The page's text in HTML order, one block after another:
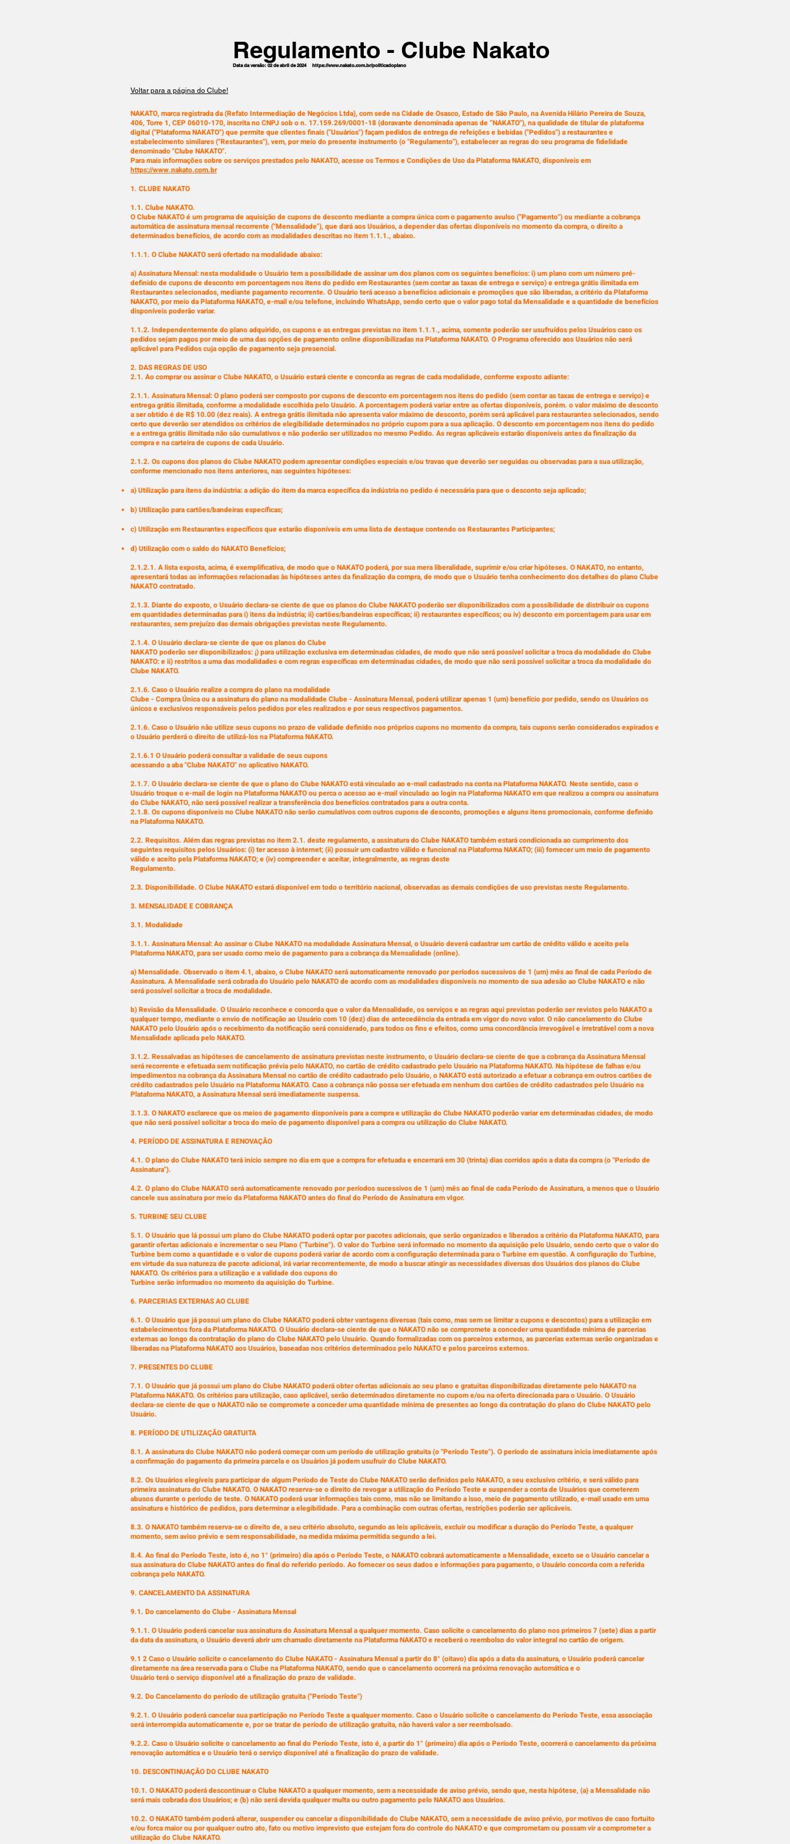
Regulamento - Clube Nakato
Data da versão: 02 de abril de 2024 https://www.nakato.com.br/politicadoplano
Voltar para a página do Clube!
NAKATO, marca registrada da (Refato Intermediação de Negócios Ltda), com sede na Cidade de Osasco, Estado de São Paulo, na Avenida Hilário Pereira de Souza,
406, Torre 1, CEP 06010-170, inscrita no CNPJ sob o n. 17.159.269/0001-18 (doravante denominada apenas de “NAKATO"), na qualidade de titular de plataforma
digital ("Plataforma NAKATO") que permite que clientes finais ("Usuários") façam pedidos de entrega de refeições e bebidas ("Pedidos") a restaurantes e
estabelecimento similares ("Restaurantes"), vem, por meio do presente instrumento (o "Regulamento"), estabelecer as regras do seu programa de fidelidade
denominado "Clube NAKATO".
Para mais informações sobre os serviços prestados pelo NAKATO, acesse os Termos e Condições de Uso da Plataforma NAKATO, disponíveis em
https://www.nakato.com.br
1. CLUBE NAKATO
1.1. Clube NAKATO.
O Clube NAKATO é um programa de aquisição de cupons de desconto mediante a compra única com o pagamento avulso ("Pagamento") ou mediante a cobrança
automática de assinatura mensal recorrente ("Mensalidade"), que dará aos Usuários, a depender das ofertas disponíveis no momento da compra, o direito a
determinados benefícios, de acordo com as modalidades descritas no item 1.1.1., abaixo.
1.1.1. O Clube NAKATO será ofertado na modalidade abaixo:
a) Assinatura Mensal: nesta modalidade o Usuário tem a possibilidade de assinar um dos planos com os seguintes benefícios: i) um plano com um número pré-
definido de cupons de desconto em porcentagem nos itens do pedido em Restaurantes (sem contar as taxas de entrega e serviço) e entrega grátis ilimitada em
Restaurantes selecionados, mediante pagamento recorrente. O Usuário terá acesso a benefícios adicionais e promoções que são liberadas, a critério da Plataforma
NAKATO, por meio da Plataforma NAKATO, e-mail e/ou telefone, incluindo WhatsApp, sendo certo que o valor pago total da Mensalidade e a quantidade de benefícios
disponíveis poderão variar.
1.1.2. Independentemente do plano adquirido, os cupons e as entregas previstas no item 1.1.1., acima, somente poderão ser usufruídos pelos Usuários caso os
pedidos sejam pagos por meio de uma das opções de pagamento online disponibilizadas na Plataforma NAKATO. O Programa oferecido aos Usuários não será
aplicável para Pedidos cuja opção de pagamento seja presencial.
2. DAS REGRAS DE USO
2.1. Ao comprar ou assinar o Clube NAKATO, o Usuário estará ciente e concorda as regras de cada modalidade, conforme exposto adiante:
2.1.1. Assinatura Mensal: O plano poderá ser composto por cupons de desconto em porcentagem nos itens do pedido (sem contar as taxas de entrega e serviço) e
entrega grátis ilimitada, conforme a modalidade escolhida pelo Usuário. A porcentagem poderá variar entre as ofertas disponíveis, porém. o valor máximo de desconto
a ser obtido é de R$ 10.00 (dez reais). A entrega grátis ilimitada não apresenta valor máximo de desconto, porém será aplicável para restaurantes selecionados, sendo
certo que deverão ser atendidos os critérios de elegibilidade determinados no próprio cupom para a sua aplicação. O desconto em porcentagem nos itens do pedido
e a entrega grátis ilimitada não são cumulativos e não poderão ser utilizados no mesmo Pedido. As regras aplicáveis estarão disponíveis antes da finalização da
compra e na carteira de cupons de cada Usuário.
2.1.2. Os cupons dos planos do Clube NAKATO podem apresentar condições especiais e/ou travas que deverão ser seguidas ou observadas para a sua utilização,
conforme mencionado nos itens anteriores, nas seguintes hipóteses:
a) Utilização para itens da indústria: a adição do item da marca específica da indústria no pedido é necessária para que o desconto seja aplicado;
b) Utilização para cartões/bandeiras específicas;
c) Utilização em Restaurantes específicos que estarão disponíveis em uma lista de destaque contendo os Restaurantes Participantes;
d) Utilização com o saldo do NAKATO Benefícios;
2.1.2.1. A lista exposta, acima, é exemplificativa, de modo que o NAKATO poderá, por sua mera liberalidade, suprimir e/ou criar hipóteses. O NAKATO, no entanto,
apresentará todas as informações relacionadas às hipóteses antes da finalização da compra, de modo que o Usuário tenha conhecimento dos detalhes do plano Clube
NAKATO contratado.
2.1.3. Diante do exposto, o Usuário declara-se ciente de que os planos do Clube NAKATO poderão ser disponibilizados com a possibilidade de distribuir os cupons
em quantidades determinadas para i) itens da indústria; ii) cartões/bandeiras específicas; ii) restaurantes específicos; ou iv) desconto em porcentagem para usar em
restaurantes, sem prejuízo das demais obrigações previstas neste Regulamento.
2.1.4. O Usuário declara-se ciente de que os planos do Clube
NAKATO poderão ser disponibilizados: ¡) para utilização exclusiva em determinadas cidades, de modo que não será possível solicitar a troca da modalidade do Clube
NAKATO: e ii) restritos a uma das modalidades e com regras específicas em determinadas cidades, de modo que não será possível solicitar a troca da modalidade do
Clube NAKATO.
2.1.6. Caso o Usuário realize a compra do plano na modalidade
Clube - Compra Única ou a assinatura do plano na modalidade Clube - Assinatura Mensal, poderá utilizar apenas 1 (um) benefício por pedido, sendo os Usuários os
únicos e exclusivos responsáveis pelos pedidos por eles realizados e por seus respectivos pagamentos.
2.1.6. Caso o Usuário não utilize seus cupons no prazo de validade definido nos próprios cupons no momento da compra, tais cupons serão considerados expirados e
o Usuário perderá o direito de utilizá-los na Plataforma NAKATO.
2.1.6.1 O Usuário poderá consultar a validade de seus cupons
acessando a aba "Clube NAKATO" no aplicativo NAKATO.
2.1.7. O Usuário declara-se ciente de que o plano do Clube NAKATO está vinculado ao e-mail cadastrado na conta na Plataforma NAKATO. Neste sentido, caso o
Usuário troque o e-mail de login na Plataforma NAKATO ou perca o acesso ao e-mail vinculado ao login na Plataforma NAKATO em que realizou a compra ou assinatura
do Clube NAKATO, não será possível realizar a transferência dos benefícios contratados para a outra conta.
2.1.8. Os cupons disponíveis no Clube NAKATO não serão cumulativos com outros cupons de desconto, promoções e alguns itens promocionais, conforme definido
na Plataforma NAKATO.
2.2. Requisitos. Além das regras previstas no item 2.1. deste regulamento, a assinatura do Clube NAKATO também estará condicionada ao cumprimento dos
seguintes requisitos pelos Usuários: (i) ter acesso à internet; (ii) possuir um cadastro válido e funcional na Plataforma NAKATO; (iii) fornecer um meio de pagamento
válido e aceito pela Plataforma NAKATO; e (iv) compreender e aceitar, integralmente, as regras deste
Regulamento.
2.3. Disponibilidade. O Clube NAKATO estará disponível em todo o território nacional, observadas as demais condições de uso previstas neste Regulamento.
3. MENSALIDADE E COBRANÇA
3.1. Modalidade
3.1.1. Assinatura Mensal: Ao assinar o Clube NAKATO na modalidade Assinatura Mensal, o Usuário deverá cadastrar um cartão de crédito válido e aceito pela
Plataforma NAKATO, para ser usado como meio de pagamento para a cobrança da Mensalidade (online).
a) Mensalidade. Observado o item 4.1, abaixo, o Clube NAKATO será automaticamente renovado por períodos sucessivos de 1 (um) mês ao final de cada Período de
Assinatura. A Mensalidade será cobrada do Usuário pelo NAKATO de acordo com as modalidades disponíveis no momento de sua adesão ao Clube NAKATO e não
será possível solicitar a troca de modalidade.
b) Revisão da Mensalidade. O Usuário reconhece e concorda que o valor da Mensalidade, os serviços e as regras aqui previstas poderão ser revistos pelo NAKATO a
qualquer tempo, mediante o envio de notificação ao Usuário com 10 (dez) dias de antecedência da entrada em vigor do novo valor. O não cancelamento do Clube
NAKATO pelo Usuário após o recebimento da notificação será considerado, para todos os fins e efeitos, como uma concordância irrevogável e irretratável com a nova
Mensalidade aplicada pelo NAKATO.
3.1.2. Ressalvadas as hipóteses de cancelamento de assinatura previstas neste instrumento, o Usuário declara-se ciente de que a cobrança da Assinatura Mensal
será recorrente e efetuada sem notificação prévia pelo NAKATO, no cartão de crédito cadastrado pelo Usuário na Plataforma NAKATO. Na hipótese de falhas e/ou
impedimentos na cobrança da Assinatura Mensal no cartão de crédito cadastrado pelo Usuário, o NAKATO está autorizado a efetuar a cobrança em outros cartões de
crédito cadastrados pelo Usuário na Plataforma NAKATO. Caso a cobrança não possa ser efetuada em nenhum dos cartões de crédito cadastrados pelo Usuário na
Plataforma NAKATO, a Assinatura Mensal será imediatamente suspensa.
3.1.3. O NAKATO esclarece que os meios de pagamento disponíveis para a compra e utilização do Clube NAKATO poderão variar em determinadas cidades, de modo
que não será possível solicitar a troca do meio de pagamento disponível para a compra ou utilização do Clube NAKATO.
4. PERÍODO DE ASSINATURA E RENOVAÇÃO
4.1. O plano do Clube NAKATO terá início sempre no dia em que a compra for efetuada e encerrará em 30 (trinta) dias corridos após a data da compra (o "Período de
Assinatura").
4.2. O plano do Clube NAKATO será automaticamente renovado por períodos sucessivos de 1 (um) mês ao final de cada Período de Assinatura, a menos que o Usuário
cancele sua assinatura por meio da Plataforma NAKATO antes do final do Período de Assinatura em vIgor.
5. TURBINE SEU CLUBE
5.1. O Usuário que lá possui um plano do Clube NAKATO poderá optar por pacotes adicionais, que serão organizados e liberados a critério da Plataforma NAKATO, para
garantir ofertas adicionais e incrementar o seu Plano ("Turbine"). O valor do Turbine será informado no momento da aquisição pelo Usuário, sendo certo que o valor do
Turbine bem como a quantidade e o valor de cupons poderá variar de acordo com a configuração determinada para o Turbine em questão. A configuração do Turbine,
em virtude da sua natureza de pacote adicional, irá variar recorrentemente, de modo a buscar atingir as necessidades diversas dos Usuários dos planos do Clube
NAKATO. Os critérios para a utilização e a validade dos cupons do
Turbine serão informados no momento da aquisição do Turbine.
6. PARCERIAS EXTERNAS AO CLUBE
6.1. O Usuário que já possui um plano do Clube NAKATO poderá obter vantagens diversas (tais como, mas sem se limitar a cupons e descontos) para a utilização em
estabelecimentos fora da Plataforma NAKATO. O Usuário declara-se ciente de que o NAKATO não se compromete a conceder uma quantidade mínima de parcerias
externas ao longo da contratação do plano do Clube NAKATO pelo Usuário. Quando formalizadas com os parceiros externos, as parcerias externas serão organizadas e
liberadas na Plataforma NAKATO aos Usuários, baseadas nos critérios determinados pelo NAKATO e pelos parceiros externos.
7. PRESENTES DO CLUBE
7.1. O Usuário que já possui um plano do Clube NAKATO poderá obter ofertas adicionais ao seu plano e gratuitas disponibilizadas diretamente pelo NAKATO na
Plataforma NAKATO. Os critérios para utilização, caso aplicável, serão determinados diretamente no cupom e/ou na oferta direcionada para o Usuário. O Usuário
declara-se ciente de que o NAKATO não se compromete a conceder uma quantidade mínima de presentes ao longo da contratação do plano do Clube NAKATO pelo
Usuário.
8. PERÍODO DE UTILIZAÇÃO GRATUITA
8.1. A assinatura do Clube NAKATO não poderá começar com um período de utilização gratuita (o "Período Teste"). O período de assinatura inicia imediatamente após
a confirmação do pagamento da primeira parcela e os Usuários já podem usufruir do Clube NAKATO.
8.2. Os Usuários elegíveis para participar de algum Período de Teste do Clube NAKATO serão definidos pelo NAKATO, a seu exclusivo critério, e será válido para
primeira assinatura do Clube NAKATO. O NAKATO reserva-se o direito de revogar a utilização do Período Teste e suspender a conta de Usuários que cometerem
abusos durante o período de teste. O NAKATO poderá usar informações tais como, mas não se limitando a isso, meio de pagamento utilizado, e-mail usado em uma
assinatura e histórico de pedidos, para determinar a elegibilidade. Para a combinação com outras ofertas, restrições poderão ser aplicáveis.
8.3. O NAKATO também reserva-se o direito de, a seu critério absoluto, segundo as leis aplicáveis, excluir ou modificar a duração do Período Teste, a qualquer
momento, sem aviso prévio e sem responsabilidade, na medida máxima permitida segundo a lei.
8.4. Ao final do Período Teste, isto é, no 1° (primeiro) dia após o Período Teste, o NAKATO cobrará automaticamente a Mensalidade, exceto se o Usuário cancelar a
sua assinatura do Clube NAKATO antes do final do referido período. Ao fornecer os seus dados e informações para pagamento, o Usuário concorda com a referida
cobrança pelo NAKATO.
9. CANCELAMENTO DA ASSINATURA
9.1. Do cancelamento do Clube - Assinatura Mensal
9.1.1. O Usuário poderá cancelar sua assinatura do Assinatura Mensal a qualquer momento. Caso solicite o cancelamento do plano nos primeiros 7 (sete) dias a partir
da data da assinatura, o Usuário deverá abrir um chamado diretamente na Plataforma NAKATO e receberá o reembolso do valor integral no cartão de origem.
9.1 2 Caso o Usuário solicite o cancelamento do Clube NAKATO - Assinatura Mensal a partir do 8° (oitavo) dia após a data da assinatura, o Usuário poderá cancelar
diretamente na área reservada para o Clube na Plataforma NAKATO, sendo que o cancelamento ocorrerá na próxima renovação automática e o
Usuário terá o serviço disponível até a finalização do prazo de validade.
9.2. Do Cancelamento do período de utilização gratuita ("Período Teste")
9.2.1. O Usuário poderá cancelar sua participação no Período Teste a qualquer momento. Caso o Usuário solicite o cancelamento do Período Teste, essa associação
será interrompida automaticamente e, por se tratar de período de utilização gratuita, não haverá valor a ser reembolsado.
9.2.2. Caso o Usuário solicite o cancelamento ao final do Período Teste, isto é, a partir do 1° (primeiro) dia após o Período Teste, ocorrerá o cancelamento da próxima
renovação automática e o Usuário terá o serviço disponível até a finalização do prazo de validade.
10. DESCONTINUAÇÃO DO CLUBE NAKATO
10.1. O NAKATO poderá descontinuar o Clube NAKATO a qualquer momento, sem a necessidade de aviso prévio, sendo que, nesta hipótese, (a) a Mensalidade não
será mais cobrada dos Usuários; e (b) não será devida qualquer multa ou outro pagamento pelo NAKATO aos Usuários.
10.2. O NAKATO também poderá alterar, suspender ou cancelar a disponibilidade do Clube NAKATO, sem a necessidade de aviso prévio, por motivos de caso fortuito
e/ou forca maior ou por qualquer outro ato, fato ou motivo imprevisto que estejam fora do controle do NAKATO e que comprometam ou possam vir a comprometer a
utilização do Clube NAKATO.